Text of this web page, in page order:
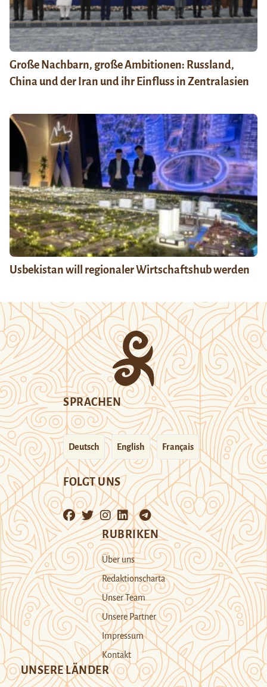
Große Nachbarn, große Ambitionen: Russland,
China und der Iran und ihr Einfluss in Zentralasien
Usbekistan will regionaler Wirtschaftshub werden
SPRACHEN
Deutsch English Français
FOLGT UNS
RUBRIKEN
Über uns
Redaktionscharta
Unser Team
Unsere Partner
Impressum
Kontakt
UNSERE LÄNDER